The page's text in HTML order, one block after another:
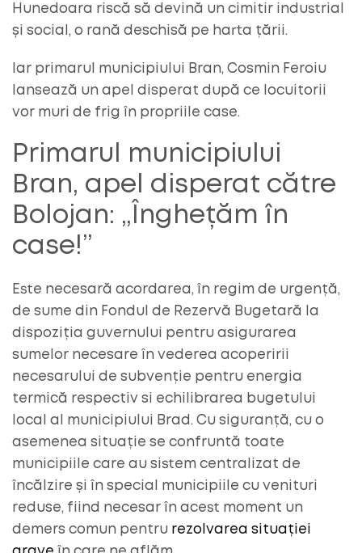
Hunedoara riscă să devină un cimitir industrial
și social, o rană deschisă pe harta țării.
Iar primarul municipiului Bran, Cosmin Feroiu
lansează un apel disperat după ce locuitorii
vor muri de frig în propriile case.
Primarul municipiului
Bran, apel disperat către
Bolojan: „Înghețăm în
case!”
Este necesară acordarea, în regim de urgență,
de sume din Fondul de Rezervă Bugetară la
dispoziția guvernului pentru asigurarea
sumelor necesare în vederea acoperirii
necesarului de subvenție pentru energia
termică respectiv si echilibrarea bugetului
local al municipiului Brad. Cu siguranță, cu o
asemenea situație se confruntă toate
municipiile care au sistem centralizat de
încălzire și în special municipiile cu venituri
reduse, fiind necesar în acest moment un
demers comun pentru rezolvarea situației